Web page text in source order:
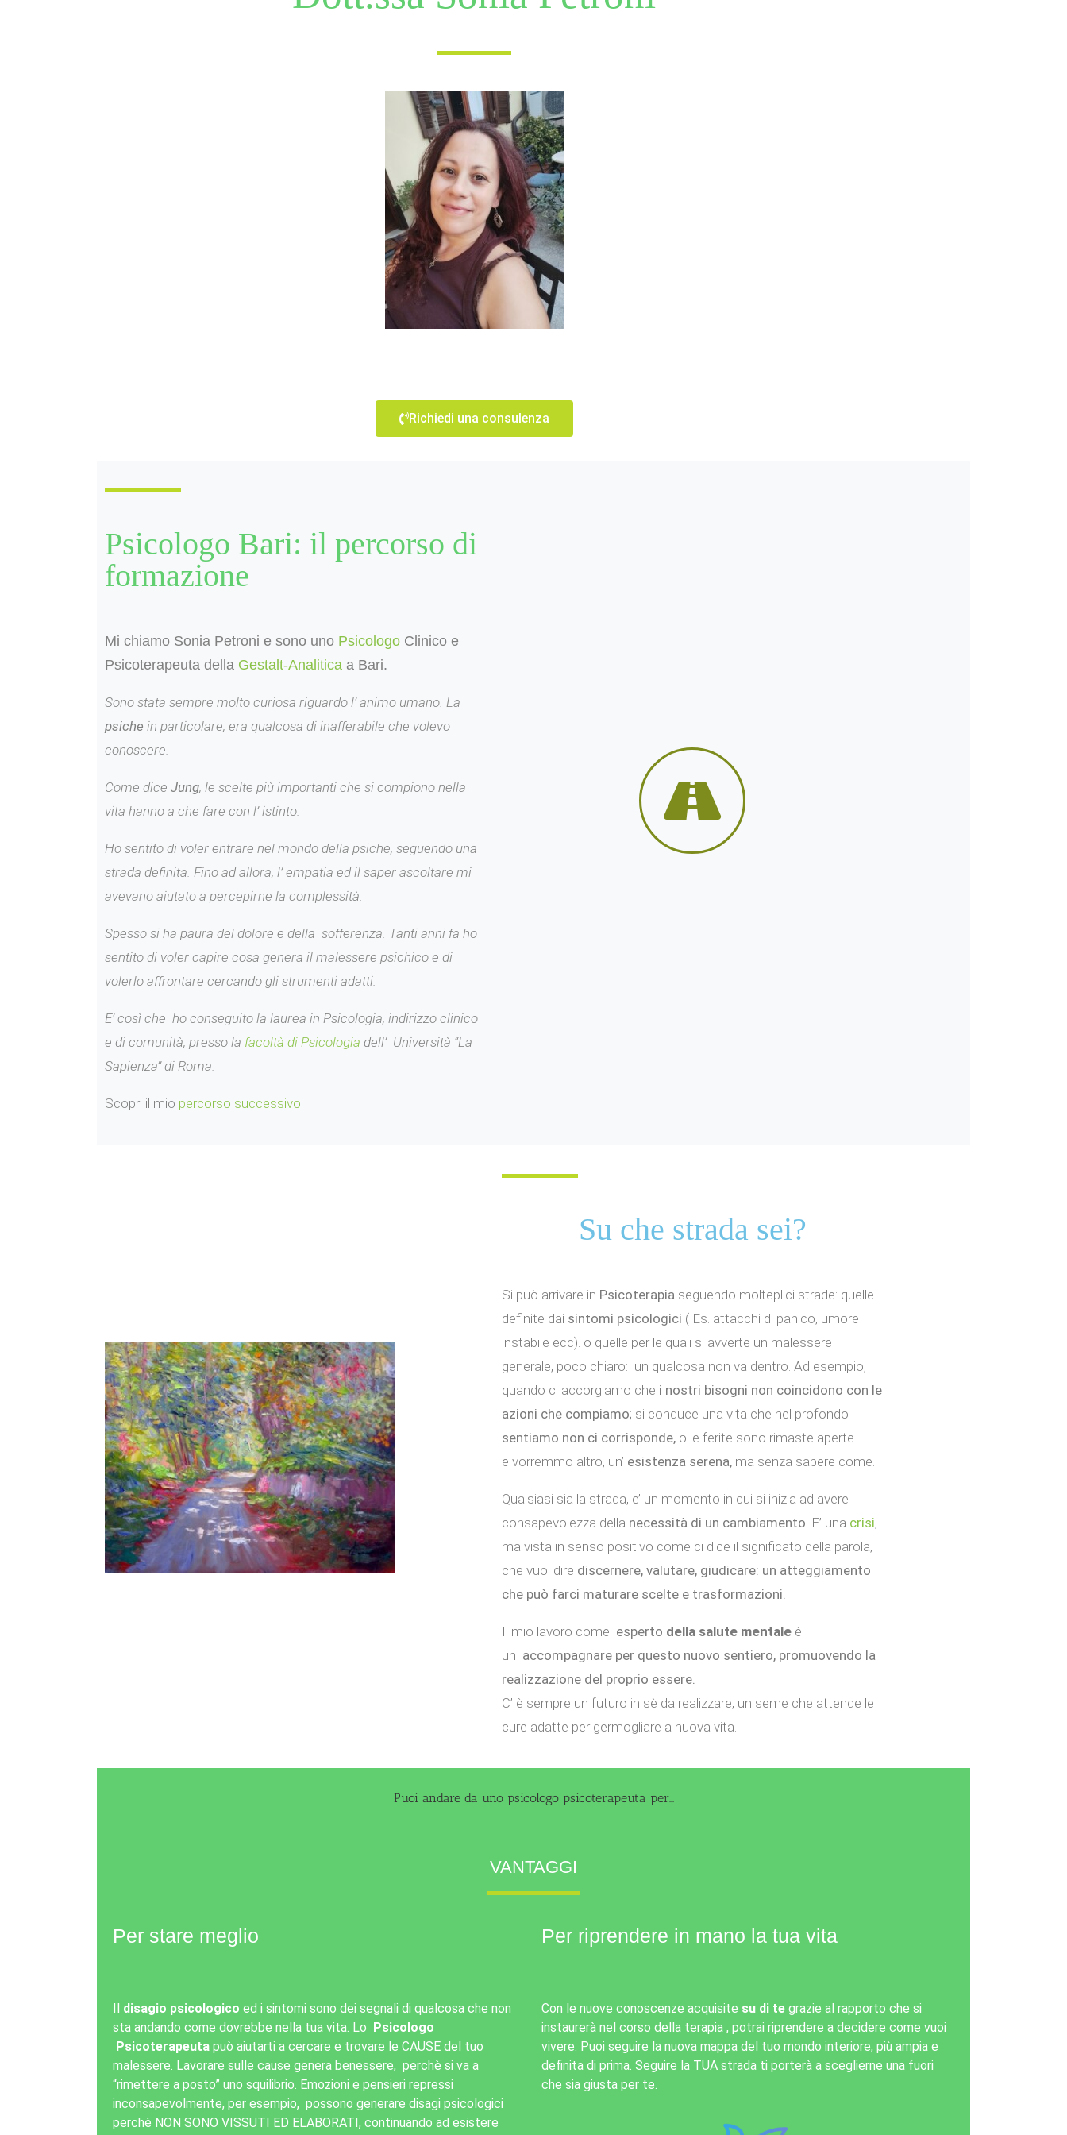
Richiedi una consulenza
Psicologo Bari: il percorso di
formazione
Mi chiamo Sonia Petroni e sono uno Psicologo Clinico e
Psicoterapeuta della Gestalt-Analitica a Bari.
Sono stata sempre molto curiosa riguardo l’ animo umano. La
psiche in particolare, era qualcosa di inafferabile che volevo
conoscere.
Come dice Jung, le scelte più importanti che si compiono nella
vita hanno a che fare con l’ istinto.
Ho sentito di voler entrare nel mondo della psiche, seguendo una
strada definita. Fino ad allora, l’ empatia ed il saper ascoltare mi
avevano aiutato a percepirne la complessità.
Spesso si ha paura del dolore e della sofferenza. Tanti anni fa ho
sentito di voler capire cosa genera il malessere psichico e di
volerlo affrontare cercando gli strumenti adatti.
E’ così che ho conseguito la laurea in Psicologia, indirizzo clinico
e di comunità, presso la facoltà di Psicologia dell’ Università “La
Sapienza” di Roma.
Scopri il mio percorso successivo.
Su che strada sei?
Si può arrivare in Psicoterapia seguendo molteplici strade: quelle
definite dai sintomi psicologici ( Es. attacchi di panico, umore
instabile ecc). o quelle per le quali si avverte un malessere
generale, poco chiaro: un qualcosa non va dentro. Ad esempio,
quando ci accorgiamo che i nostri bisogni non coincidono con le
azioni che compiamo; si conduce una vita che nel profondo
sentiamo non ci corrisponde, o le ferite sono rimaste aperte
e vorremmo altro, un’ esistenza serena, ma senza sapere come.
Qualsiasi sia la strada, e’ un momento in cui si inizia ad avere
consapevolezza della necessità di un cambiamento. E’ una crisi,
ma vista in senso positivo come ci dice il significato della parola,
che vuol dire discernere, valutare, giudicare: un atteggiamento
che può farci maturare scelte e trasformazioni.
Il mio lavoro come esperto della salute mentale è
un accompagnare per questo nuovo sentiero, promuovendo la
realizzazione del proprio essere.
C’ è sempre un futuro in sè da realizzare, un seme che attende le
cure adatte per germogliare a nuova vita.
Puoi andare da uno psicologo psicoterapeuta per…
VANTAGGI
Per stare meglio
Il disagio psicologico ed i sintomi sono dei segnali di qualcosa che non
sta andando come dovrebbe nella tua vita. Lo Psicologo
Psicoterapeuta può aiutarti a cercare e trovare le CAUSE del tuo
malessere. Lavorare sulle cause genera benessere, perchè si va a
“rimettere a posto” uno squilibrio. Emozioni e pensieri repressi
inconsapevolmente, per esempio, possono generare disagi psicologici
perchè NON SONO VISSUTI ED ELABORATI, continuando ad esistere
Per riprendere in mano la tua vita
Con le nuove conoscenze acquisite su di te grazie al rapporto che si
instaurerà nel corso della terapia , potrai riprendere a decidere come vuoi
vivere. Puoi seguire la nuova mappa del tuo mondo interiore, più ampia e
definita di prima. Seguire la TUA strada ti porterà a sceglierne una fuori
che sia giusta per te.